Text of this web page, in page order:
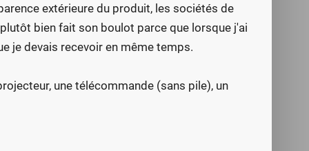
extérieure du produit, les sociétés de
bien fait son boulot parce que lorsque j'ai
je devais recevoir en même temps.
une télécommande (sans pile), un